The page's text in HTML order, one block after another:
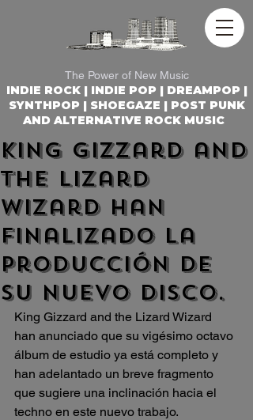
The Power of New Music
INDIE ROCK | INDIE POP | DREAMPOP |
SYNTHPOP | SHOEGAZE | POST PUNK
AND ALTERNATIVE ROCK MUSIC
King Gizzard and
the Lizard
Wizard han
finalizado la
producción de
su nuevo disco.
King Gizzard and the Lizard Wizard
han anunciado que su vigésimo octavo
álbum de estudio ya está completo y
han adelantado un breve fragmento
que sugiere una inclinación hacia el
techno en este nuevo trabajo.